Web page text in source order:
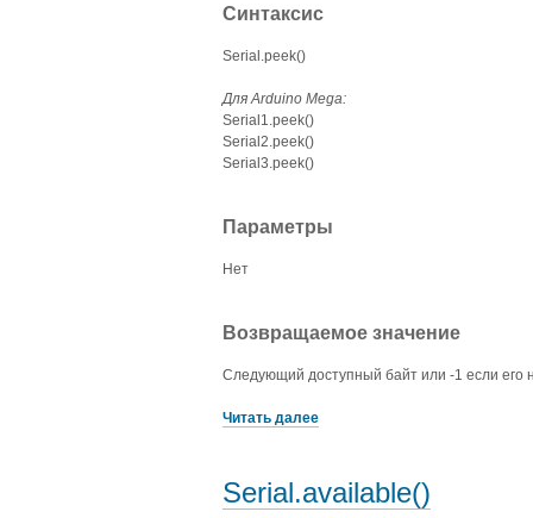
Синтаксис
Serial.peek()
Для Arduino Mega:
Serial1.peek()
Serial2.peek()
Serial3.peek()
Параметры
Нет
Возвращаемое значение
Следующий доступный байт или -1 если его
Читать далее
Serial.available()